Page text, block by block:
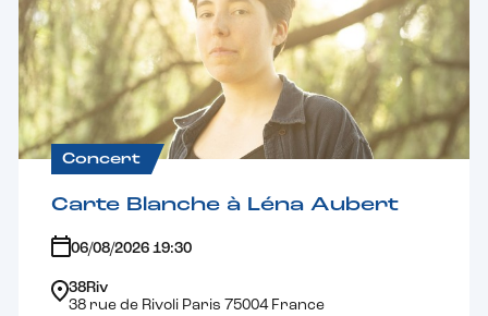
Concert
Carte Blanche à Léna Aubert
06/08/2026 19:30
38Riv
38 rue de Rivoli Paris 75004 France